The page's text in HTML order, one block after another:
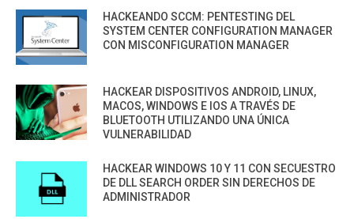
HACKEANDO SCCM: PENTESTING DEL
SYSTEM CENTER CONFIGURATION MANAGER
CON MISCONFIGURATION MANAGER
HACKEAR DISPOSITIVOS ANDROID, LINUX,
MACOS, WINDOWS E IOS A TRAVÉS DE
BLUETOOTH UTILIZANDO UNA ÚNICA
VULNERABILIDAD
HACKEAR WINDOWS 10 Y 11 CON SECUESTRO
DE DLL SEARCH ORDER SIN DERECHOS DE
ADMINISTRADOR